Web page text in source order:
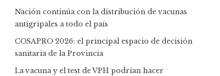
Nación continúa con la distribución de vacunas
antigripales a todo el país
COSAPRO 2026: el principal espacio de decisión
sanitaria de la Provincia
La vacuna y el test de VPH podrían hacer